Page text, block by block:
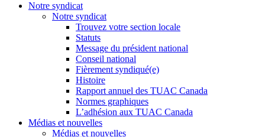
Notre syndicat
Notre syndicat
Trouvez votre section locale
Statuts
Message du président national
Conseil national
Fièrement syndiqué(e)
Histoire
Rapport annuel des TUAC Canada
Normes graphiques
L’adhésion aux TUAC Canada
Médias et nouvelles
Médias et nouvelles